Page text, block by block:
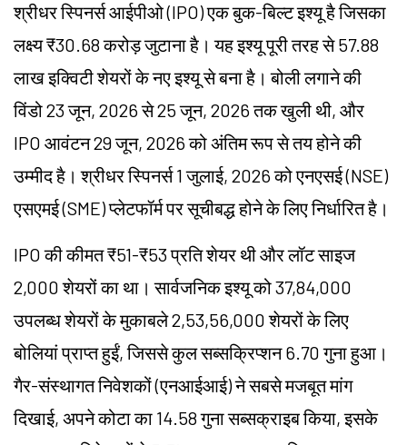
श्रीधर स्पिनर्स आईपीओ (IPO) एक बुक-बिल्ट इश्यू है जिसका
लक्ष्य ₹30.68 करोड़ जुटाना है। यह इश्यू पूरी तरह से 57.88
लाख इक्विटी शेयरों के नए इश्यू से बना है। बोली लगाने की
विंडो 23 जून, 2026 से 25 जून, 2026 तक खुली थी, और
IPO आवंटन 29 जून, 2026 को अंतिम रूप से तय होने की
उम्मीद है। श्रीधर स्पिनर्स 1 जुलाई, 2026 को एनएसई (NSE)
एसएमई (SME) प्लेटफॉर्म पर सूचीबद्ध होने के लिए निर्धारित है।
IPO की कीमत ₹51-₹53 प्रति शेयर थी और लॉट साइज
2,000 शेयरों का था। सार्वजनिक इश्यू को 37,84,000
उपलब्ध शेयरों के मुकाबले 2,53,56,000 शेयरों के लिए
बोलियां प्राप्त हुईं, जिससे कुल सब्सक्रिप्शन 6.70 गुना हुआ।
गैर-संस्थागत निवेशकों (एनआईआई) ने सबसे मजबूत मांग
दिखाई, अपने कोटा का 14.58 गुना सब्सक्राइब किया, इसके